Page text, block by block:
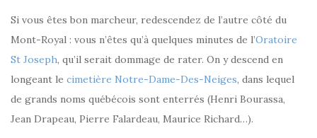
Si vous êtes bon marcheur, redescendez de l’autre côté du
Mont-Royal : vous n’êtes qu’à quelques minutes de l’Oratoire
St Joseph, qu’il serait dommage de rater. On y descend en
longeant le cimetière Notre-Dame-Des-Neiges, dans lequel
de grands noms québécois sont enterrés (Henri Bourassa,
Jean Drapeau, Pierre Falardeau, Maurice Richard…).